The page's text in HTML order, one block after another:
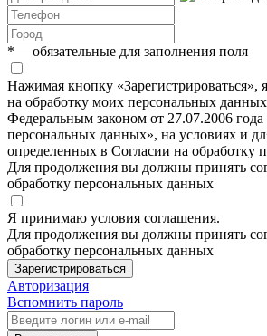
*— обязательные для заполнения поля
Нажимая кнопку «Зарегистрироваться»,
на обработку моих персональных
Федеральным законом от 27.07.2006
персональных данных», на условиях и
определенных в Согласии на обработку
Для продолжения вы должны принять
обработку персональных данных
Я принимаю условия соглашения.
Для продолжения вы должны принять
обработку персональных данных
Зарегистрироваться
Авторизация
Вспомнить пароль